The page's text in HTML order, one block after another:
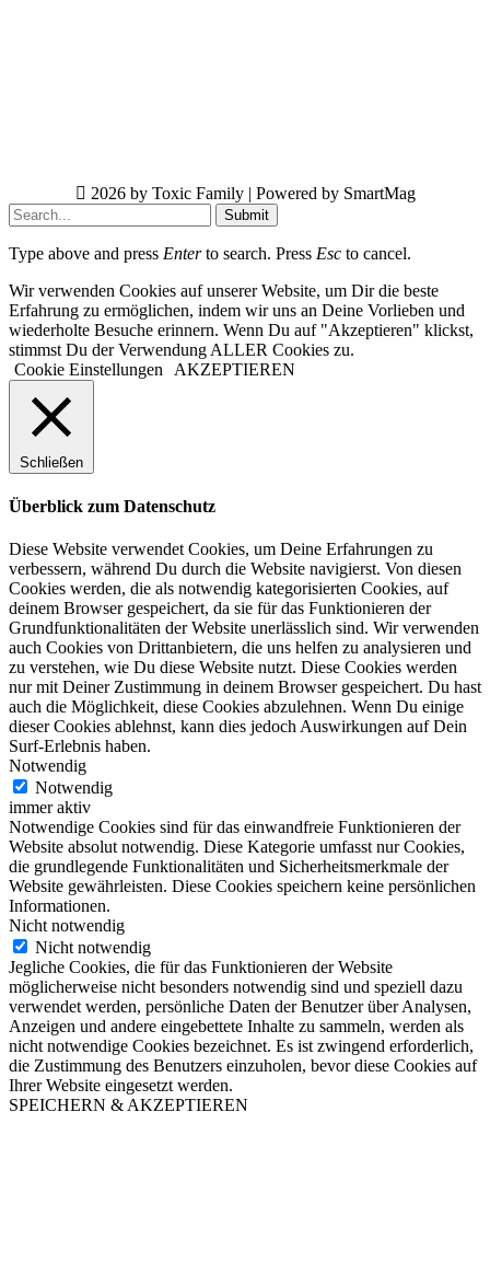
2026 by Toxic Family | Powered by SmartMag
Submit
Type above and press Enterto search. Press Esc to cancel.
Wir verwenden Cookies auf unserer Website, um Dir die beste
Erfahrung zu ermöglichen, indem wir uns an Deine Vorlieben und
wiederholte Besuche erinnern. Wenn Du auf "Akzeptieren" klickst,
stimmst Du der Verwendung ALLER Cookies zu.
Cookie Einstellungen
AKZEPTIEREN
Schließen
Überblick zum Datenschutz
Diese Website verwendet Cookies, um Deine Erfahrungen zu
verbessern, während Du durch die Website navigierst. Von diesen
Cookies werden, die als notwendig kategorisierten Cookies, auf
deinem Browser gespeichert, da sie für das Funktionieren der
Grundfunktionalitäten der Website unerlässlich sind. Wir verwenden
auch Cookies von Drittanbietern, die uns helfen zu analysieren und
zu verstehen, wie Du diese Website nutzt. Diese Cookies werden
nur mit Deiner Zustimmung in deinem Browser gespeichert. Du hast
auch die Möglichkeit, diese Cookies abzulehnen. Wenn Du einige
dieser Cookies ablehnst, kann dies jedoch Auswirkungen auf Dein
Surf-Erlebnis haben.
Notwendig
Notwendig
immer aktiv
Notwendige Cookies sind für das einwandfreie Funktionieren der
Website absolut notwendig. Diese Kategorie umfasst nur Cookies,
die grundlegende Funktionalitäten und Sicherheitsmerkmale der
Website gewährleisten. Diese Cookies speichern keine persönlichen
Informationen.
Nicht notwendig
Nicht notwendig
Jegliche Cookies, die für das Funktionieren der Website
möglicherweise nicht besonders notwendig sind und speziell dazu
verwendet werden, persönliche Daten der Benutzer über Analysen,
Anzeigen und andere eingebettete Inhalte zu sammeln, werden als
nicht notwendige Cookies bezeichnet. Es ist zwingend erforderlich,
die Zustimmung des Benutzers einzuholen, bevor diese Cookies auf
Ihrer Website eingesetzt werden.
SPEICHERN & AKZEPTIEREN